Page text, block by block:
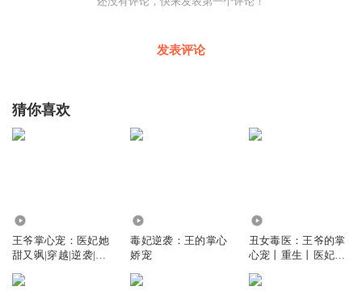
发表评论
猜你喜欢
王爷掌心宠：医妃她
甜又飒|穿越|逆袭|甜
毒妃逆袭：王的掌心
娇宠
丑女毒医：王爷的掌
心宠丨重生丨医妃丨